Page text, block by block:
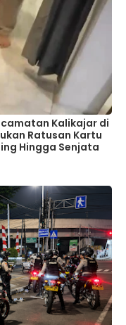
Kalikajar di
Ratusan Kartu
Hingga Senjata